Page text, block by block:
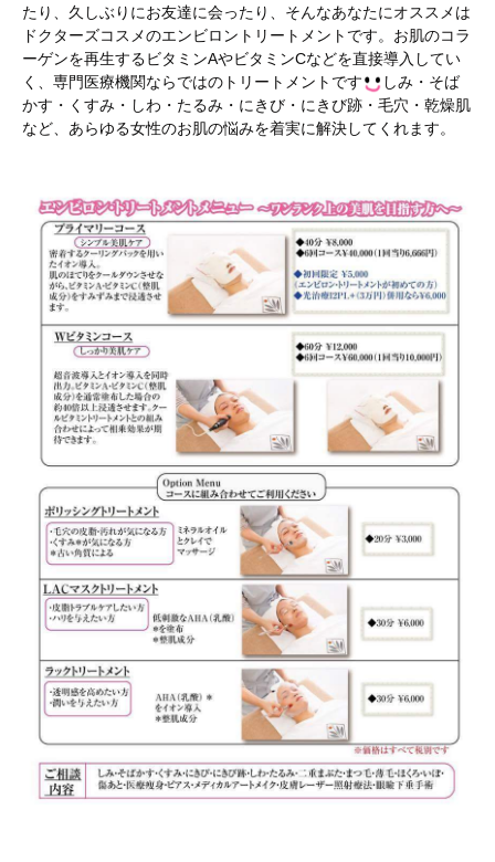
たり、久しぶりにお友達に会ったり、そんなあなたにオススメは
ドクターズコスメのエンビロントリートメントです。お肌のコラ
ーゲンを再生するビタミンAやビタミンCなどを直接導入してい
く、専門医療機関ならではのトリートメントです
しみ・そば
かす・くすみ・しわ・たるみ・にきび・にきび跡・毛穴・乾燥肌
など、あらゆる女性のお肌の悩みを着実に解決してくれます。